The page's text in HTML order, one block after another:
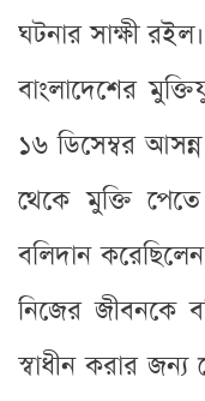
ঘটনার সাক্ষী রইল।
বাংলাদেশের
১৬ ডিসেম্বর
থেকে মুক্তি পেতে
বলিদান
নিজের জীবনকে
স্বাধীন করার